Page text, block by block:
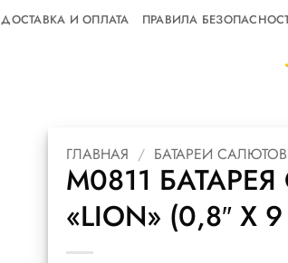
ДОСТАВКА И ОПЛАТА ПРАВИЛА
ГЛАВНАЯ / БАТАРЕИ САЛЮТОВ
M0811
«LION» (0,8″ Х